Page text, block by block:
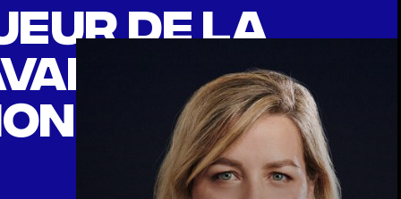
de la
en cas